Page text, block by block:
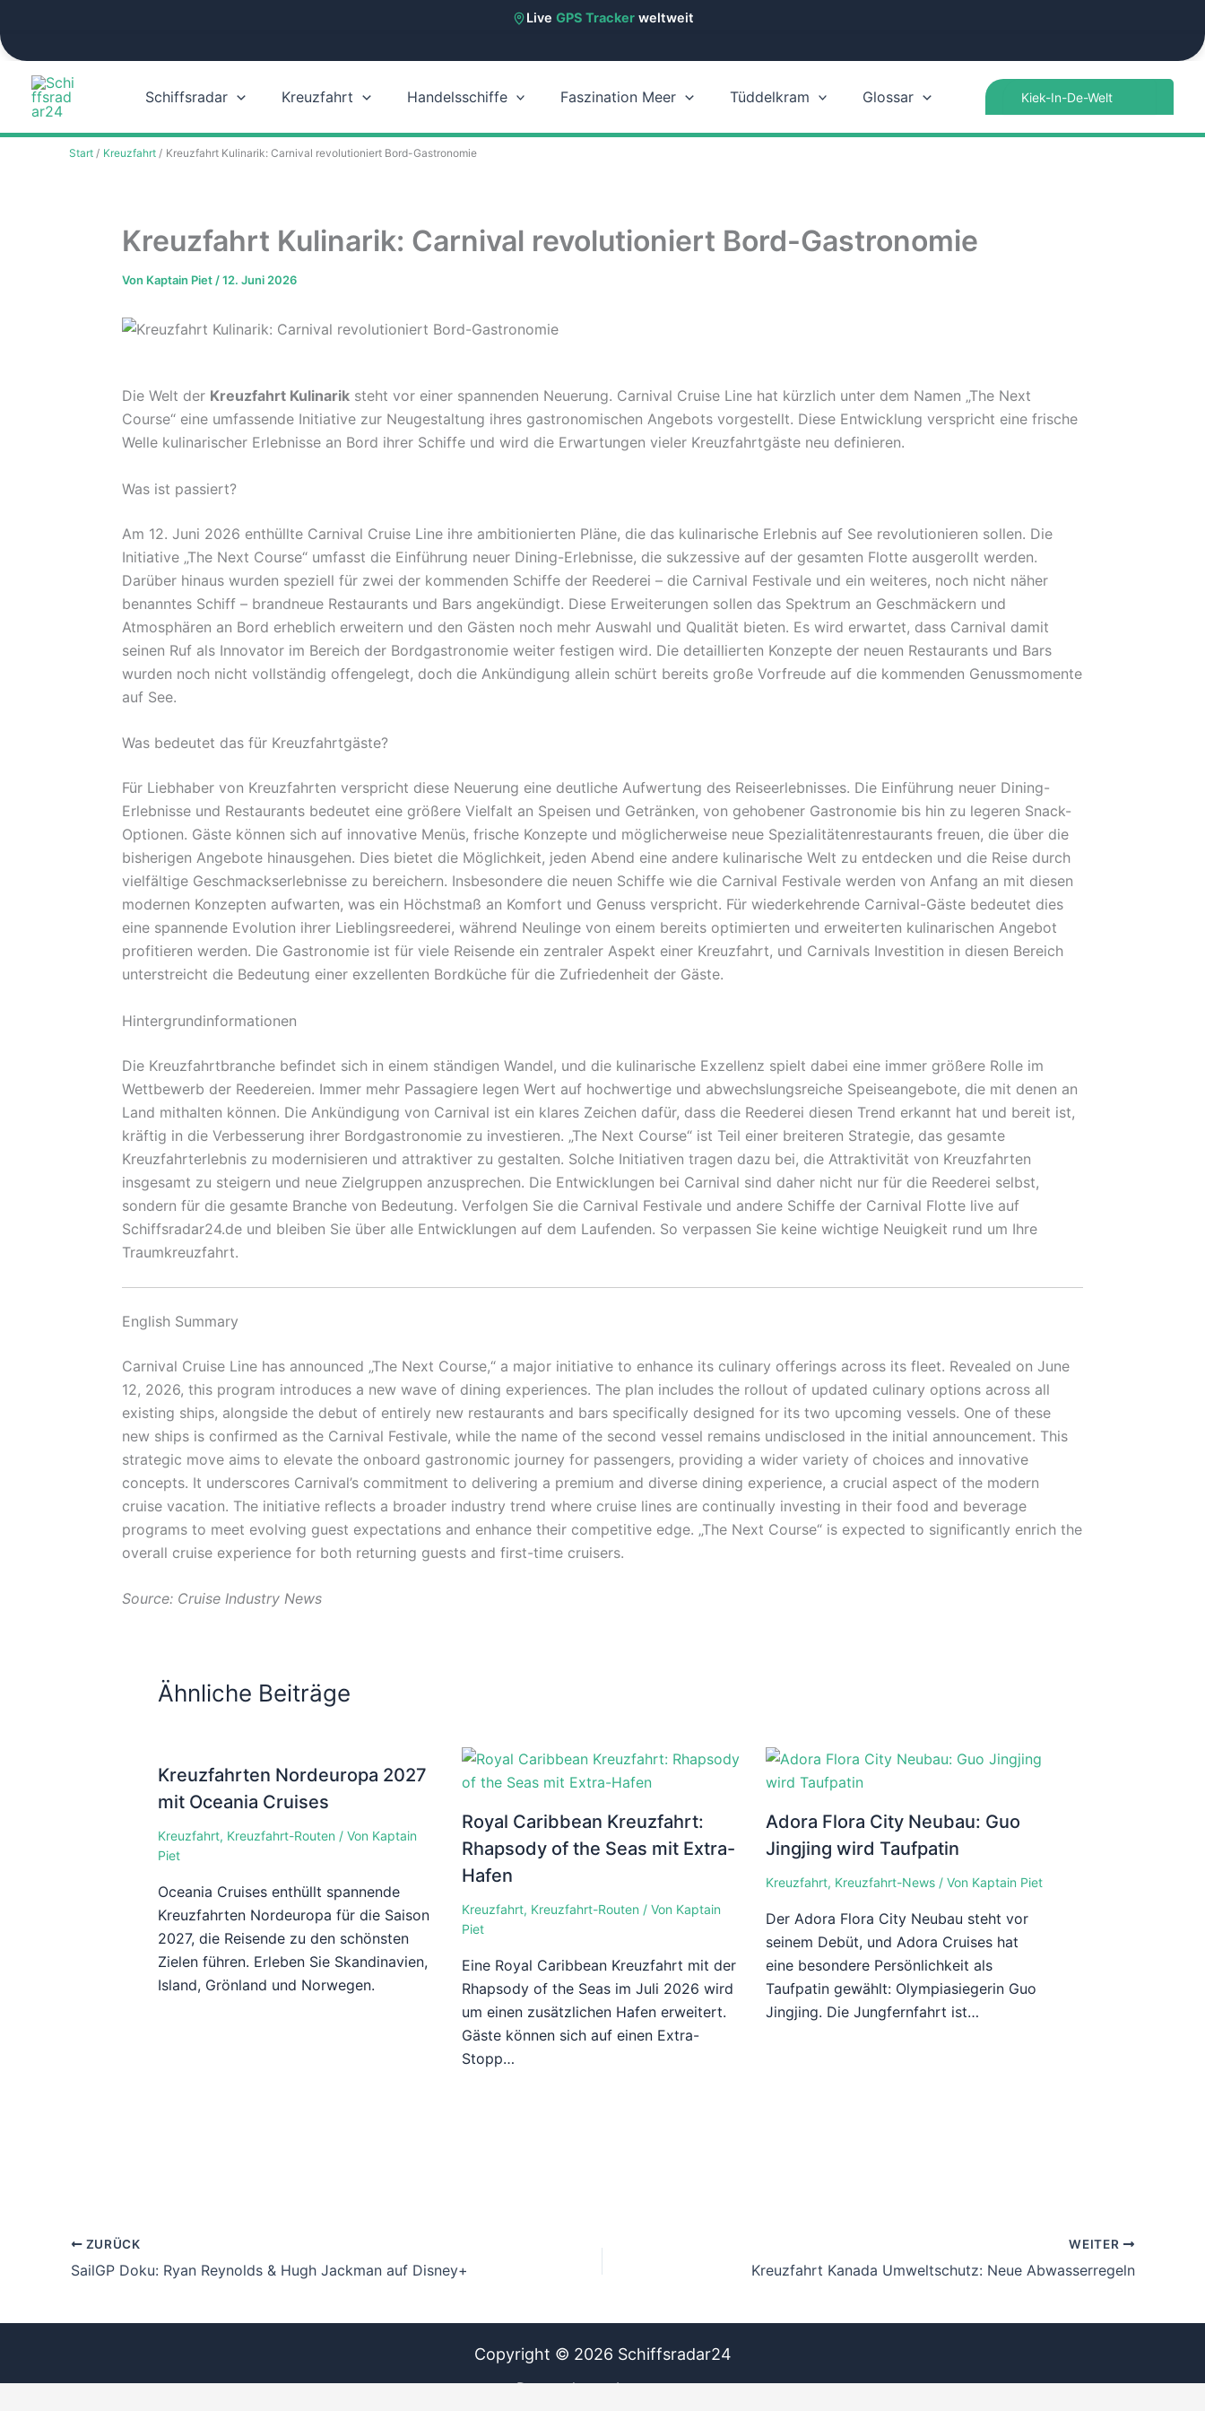
Live GPS Trackerweltweit
Zum
springen
Schiffsradar Kreuzfahrt Handelsschiffe Faszination Meer Tüddelkram Glossar
Start Kreuzfahrt Kreuzfahrt Kulinarik: Carnival revolutioniert Bord-Gastronomie
Kreuzfahrt Kulinarik: Carnival revolutioniert Bord-Gastronomie
Von Kaptain Piet /12. Juni 2026
Die Welt der Kreuzfahrt Kulinarik steht vor einer spannenden Neuerung. Carnival Cruise Line hat kürzlich unter dem Namen „The Next
Course“ eine umfassende Initiative zur Neugestaltung ihres gastronomischen Angebots vorgestellt. Diese Entwicklung verspricht eine frische
Welle kulinarischer Erlebnisse an Bord ihrer Schiffe und wird die Erwartungen vieler Kreuzfahrtgäste neu definieren.
Was ist passiert?
Am 12. Juni 2026 enthüllte Carnival Cruise Line ihre ambitionierten Pläne, die das kulinarische Erlebnis auf See revolutionieren sollen. Die
Initiative „The Next Course“ umfasst die Einführung neuer Dining-Erlebnisse, die sukzessive auf der gesamten Flotte ausgerollt werden.
Darüber hinaus wurden speziell für zwei der kommenden Schiffe der Reederei – die Carnival Festivale und ein weiteres, noch nicht näher
benanntes Schiff – brandneue Restaurants und Bars angekündigt. Diese Erweiterungen sollen das Spektrum an Geschmäckern und
Atmosphären an Bord erheblich erweitern und den Gästen noch mehr Auswahl und Qualität bieten. Es wird erwartet, dass Carnival damit
seinen Ruf als Innovator im Bereich der Bordgastronomie weiter festigen wird. Die detaillierten Konzepte der neuen Restaurants und Bars
wurden noch nicht vollständig offengelegt, doch die Ankündigung allein schürt bereits große Vorfreude auf die kommenden Genussmomente
auf See.
Was bedeutet das für Kreuzfahrtgäste?
Für Liebhaber von Kreuzfahrten verspricht diese Neuerung eine deutliche Aufwertung des Reiseerlebnisses. Die Einführung neuer Dining-
Erlebnisse und Restaurants bedeutet eine größere Vielfalt an Speisen und Getränken, von gehobener Gastronomie bis hin zu legeren Snack-
Optionen. Gäste können sich auf innovative Menüs, frische Konzepte und möglicherweise neue Spezialitätenrestaurants freuen, die über die
bisherigen Angebote hinausgehen. Dies bietet die Möglichkeit, jeden Abend eine andere kulinarische Welt zu entdecken und die Reise durch
vielfältige Geschmackserlebnisse zu bereichern. Insbesondere die neuen Schiffe wie die Carnival Festivale werden von Anfang an mit diesen
modernen Konzepten aufwarten, was ein Höchstmaß an Komfort und Genuss verspricht. Für wiederkehrende Carnival-Gäste bedeutet dies
eine spannende Evolution ihrer Lieblingsreederei, während Neulinge von einem bereits optimierten und erweiterten kulinarischen Angebot
profitieren werden. Die Gastronomie ist für viele Reisende ein zentraler Aspekt einer Kreuzfahrt, und Carnivals Investition in diesen Bereich
unterstreicht die Bedeutung einer exzellenten Bordküche für die Zufriedenheit der Gäste.
Hintergrundinformationen
Die Kreuzfahrtbranche befindet sich in einem ständigen Wandel, und die kulinarische Exzellenz spielt dabei eine immer größere Rolle im
Wettbewerb der Reedereien. Immer mehr Passagiere legen Wert auf hochwertige und abwechslungsreiche Speiseangebote, die mit denen an
Land mithalten können. Die Ankündigung von Carnival ist ein klares Zeichen dafür, dass die Reederei diesen Trend erkannt hat und bereit ist,
kräftig in die Verbesserung ihrer Bordgastronomie zu investieren. „The Next Course“ ist Teil einer breiteren Strategie, das gesamte
Kreuzfahrterlebnis zu modernisieren und attraktiver zu gestalten. Solche Initiativen tragen dazu bei, die Attraktivität von Kreuzfahrten
insgesamt zu steigern und neue Zielgruppen anzusprechen. Die Entwicklungen bei Carnival sind daher nicht nur für die Reederei selbst,
sondern für die gesamte Branche von Bedeutung. Verfolgen Sie die Carnival Festivale und andere Schiffe der Carnival Flotte live auf
Schiffsradar24.de und bleiben Sie über alle Entwicklungen auf dem Laufenden. So verpassen Sie keine wichtige Neuigkeit rund um Ihre
Traumkreuzfahrt.
English Summary
Carnival Cruise Line has announced „The Next Course,“ a major initiative to enhance its culinary offerings across its fleet. Revealed on June
12, 2026, this program introduces a new wave of dining experiences. The plan includes the rollout of updated culinary options across all
existing ships, alongside the debut of entirely new restaurants and bars specifically designed for its two upcoming vessels. One of these
new ships is confirmed as the Carnival Festivale, while the name of the second vessel remains undisclosed in the initial announcement. This
strategic move aims to elevate the onboard gastronomic journey for passengers, providing a wider variety of choices and innovative
concepts. It underscores Carnival’s commitment to delivering a premium and diverse dining experience, a crucial aspect of the modern
cruise vacation. The initiative reflects a broader industry trend where cruise lines are continually investing in their food and beverage
programs to meet evolving guest expectations and enhance their competitive edge. „The Next Course“ is expected to significantly enrich the
overall cruise experience for both returning guests and first-time cruisers.
Source: Cruise Industry News
Ähnliche Beiträge
Kreuzfahrten Nordeuropa 2027
mit Oceania Cruises
Kreuzfahrt, Kreuzfahrt-Routen / Von Kaptain
Piet
Oceania Cruises enthüllt spannende
Kreuzfahrten Nordeuropa für die Saison
2027, die Reisende zu den schönsten
Zielen führen. Erleben Sie Skandinavien,
Island, Grönland und Norwegen.
Royal Caribbean Kreuzfahrt:
Rhapsody of the Seas mit Extra-
Hafen
Kreuzfahrt, Kreuzfahrt-Routen / Von Kaptain
Piet
Eine Royal Caribbean Kreuzfahrt mit der
Rhapsody of the Seas im Juli 2026 wird
um einen zusätzlichen Hafen erweitert.
Gäste können sich auf einen Extra-
Stopp…
Adora Flora City Neubau: Guo
Jingjing wird Taufpatin
Kreuzfahrt, Kreuzfahrt-News/ Von Kaptain Piet
Der Adora Flora City Neubau steht vor
seinem Debüt, und Adora Cruises hat
eine besondere Persönlichkeit als
Taufpatin gewählt: Olympiasiegerin Guo
Jingjing. Die Jungfernfahrt ist…
ZURÜCK
SailGP Doku: Ryan Reynolds & Hugh Jackman auf Disney+
WEITER
Kreuzfahrt Kanada Umweltschutz: Neue Abwasserregeln
Copyright © 2026 Schiffsradar24
Datenschutz Impressum